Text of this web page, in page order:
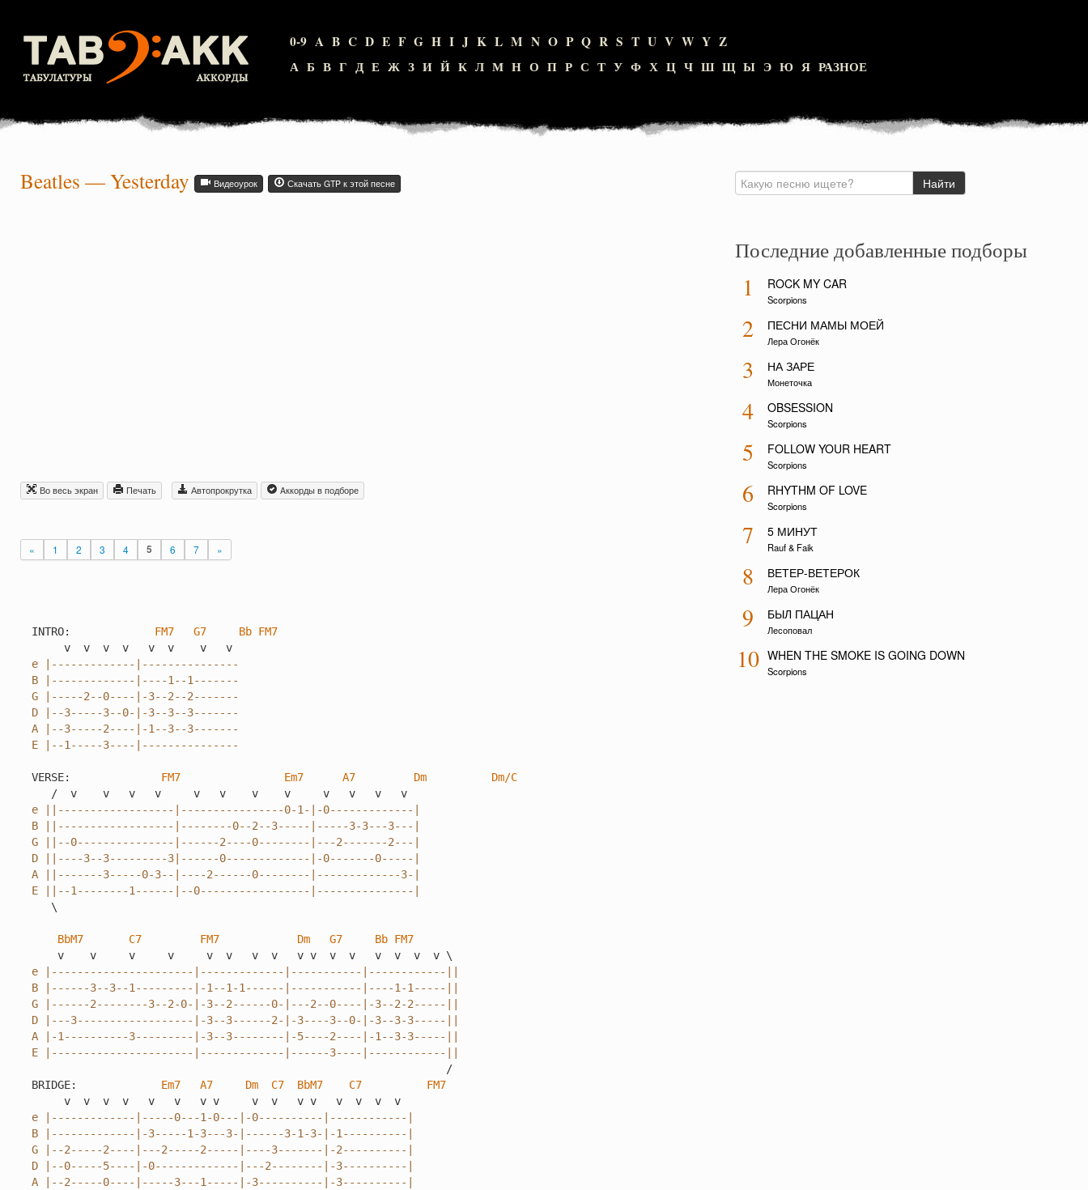
0-9 A B C D E F G H I J K L M N O P Q R S T U V W Y Z
А Б В Г Д Е Ж З И Й К Л М Н О П Р С Т У Ф Х Ц Ч Ш Щ Ы Э Ю Я РАЗНОЕ
Beatles —Yesterday Видеоурок Скачать GTP к этой песне
Во весь экран Печать Автопрокрутка Aккорды в подборе
« 1 2 3 4 5 6 7 »
INTRO: FM7 G7 Bb FM7
e |-------------|---------------
B |-------------|----1--1-------
G |-----2--0----|-3--2--2-------
D |--3-----3--0-|-3--3--3-------
A |--3-----2----|-1--3--3-------
E |--1-----3----|---------------
VERSE: FM7 Em7 A7 Dm
Dm/C
e ||------------------|----------------0-1-|-0-------------|
B ||------------------|--------0--2--3-----|-----3-3---3---|
G ||--0---------------|------2----0--------|---2-------2---|
D ||----3--3---------3|------0-------------|-0-------0-----|
A ||-------3-----0-3--|----2------0--------|-------------3-|
E ||--1--------1------|--0-----------------|---------------|
   \
BbM7 C7 FM7 Dm G7 Bb FM7
e |----------------------|-------------|-----------|------------||
B |------3--3--1---------|-1--1-1------|-----------|----1-1-----||
G |------2--------3--2-0-|-3--2------0-|---2--0----|-3--2-2-----||
D |---3------------------|-3--3------2-|-3----3--0-|-3--3-3-----||
A |-1----------3---------|-3--3--------|-5----2----|-1--3-3-----||
E |----------------------|-------------|------3----|------------||
                                                                /
BRIDGE: Em7 A7 Dm C7 BbM7 C7
FM7
e |-------------|-----0---1-0---|-0----------|------------|
B |-------------|-3-----1-3---3-|------3-1-3-|-1----------|
G |--2-----2----|---2-----2-----|----3-------|-2----------|
D |--0-----5----|-0-------------|---2--------|-3----------|
A |--2-----0----|-----3---1-----|-3----------|-3----------|
Последние добавленные подборы
1 ROCK MY CAR
Scorpions
2 ПЕСНИ МАМЫ МОЕЙ
Лера Огонёк
3 НА ЗАРЕ
Монеточка
4 OBSESSION
Scorpions
5 FOLLOW YOUR HEART
Scorpions
6 RHYTHM OF LOVE
Scorpions
7 5 МИНУТ
Rauf & Faik
8 ВЕТЕР-ВЕТЕРОК
Лера Огонёк
9 БЫЛ ПАЦАН
Лесоповал
10 WHEN THE SMOKE IS GOING DOWN
Scorpions